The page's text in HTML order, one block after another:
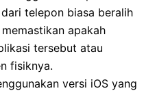
telepon biasa beralih
apakah
tersebut atau
fisiknya.
versi iOS yang